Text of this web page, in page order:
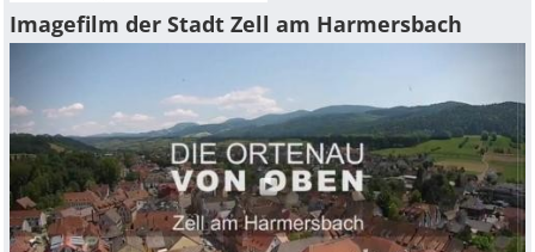
Imagefilm der Stadt Zell am Harmersbach